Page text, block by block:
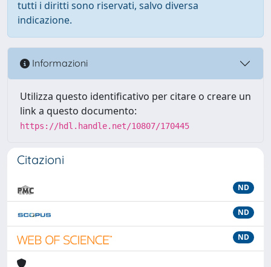
tutti i diritti sono riservati, salvo diversa
indicazione.
Informazioni
Utilizza questo identificativo per citare o creare un
link a questo documento:
https://hdl.handle.net/10807/170445
Citazioni
ND
ND
ND